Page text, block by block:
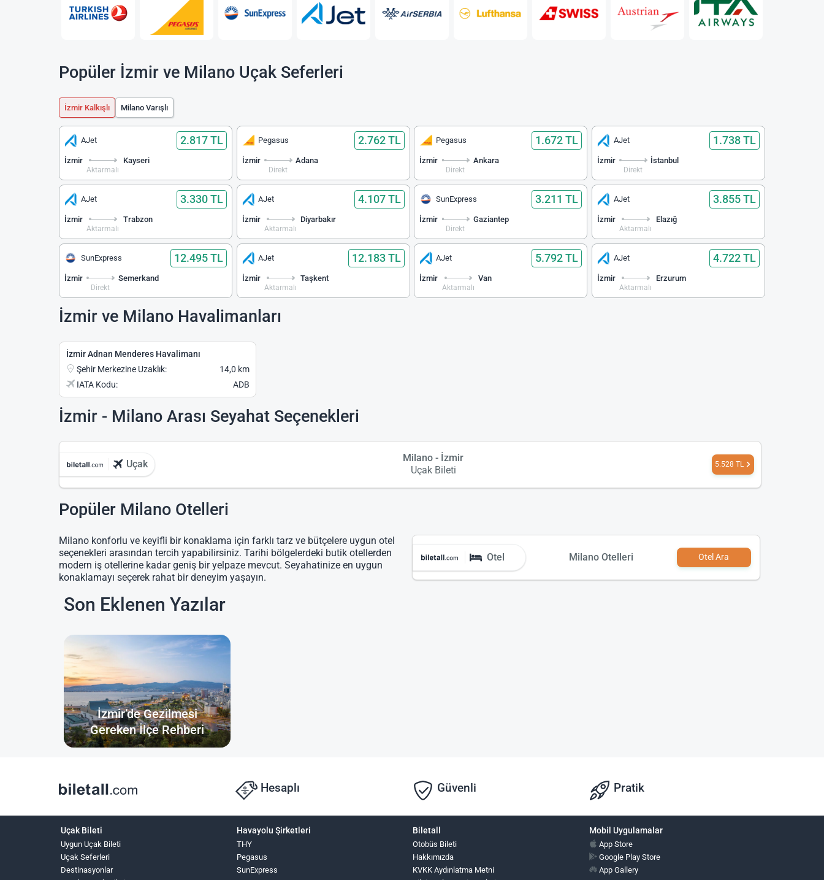
Popüler İzmir ve Milano Uçak Seferleri
İzmir Kalkışlı Milano Varışlı
AJet 2.817 TL
İzmir
Aktarmalı
Kayseri
Pegasus 2.762 TL
İzmir
Direkt
Adana
Pegasus 1.672 TL
İzmir
Direkt
Ankara
AJet 1.738 TL
İzmir
Direkt
İstanbul
AJet 3.330 TL
İzmir
Aktarmalı
Trabzon
AJet 4.107 TL
İzmir
Aktarmalı
Diyarbakır
SunExpress 3.211 TL
İzmir
Direkt
Gaziantep
AJet 3.855 TL
İzmir
Aktarmalı
Elazığ
SunExpress 12.495 TL
İzmir
Direkt
Semerkand
AJet 12.183 TL
İzmir
Aktarmalı
Taşkent
AJet 5.792 TL
İzmir
Aktarmalı
Van
AJet 4.722 TL
İzmir
Aktarmalı
Erzurum
İzmir ve Milano Havalimanları
İzmir Adnan Menderes Havalimanı
Şehir Merkezine Uzaklık:
14,0 km
IATA Kodu:
ADB
İzmir - Milano Arası Seyahat Seçenekleri
Uçak
Milano - İzmir
Uçak Bileti
5.528 TL
Popüler Milano Otelleri
Milano konforlu ve keyifli bir konaklama için farklı tarz ve bütçelere uygun otel
seçenekleri arasından tercih yapabilirsiniz. Tarihi bölgelerdeki butik otellerden
modern iş otellerine kadar geniş bir yelpaze mevcut. Seyahatinize en uygun
konaklamayı seçerek rahat bir deneyim yaşayın.
Otel Milano Otelleri Otel Ara
Son Eklenen Yazılar
İzmir’de Gezilmesi
Gereken İlçe Rehberi
Hesaplı Güvenli Pratik
Uçak Bileti
Uygun Uçak Bileti
Uçak Seferleri
Destinasyonlar
Havayolu Şirketleri
THY
Pegasus
SunExpress
Biletall
Otobüs Bileti
Hakkımızda
KVKK Aydınlatma Metni
Mobil Uygulamalar
App Store
Google Play Store
App Gallery